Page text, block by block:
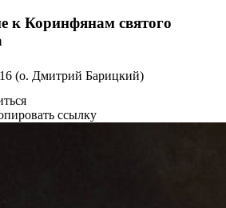
к Коринфянам святого
(о. Дмитрий Барицкий)